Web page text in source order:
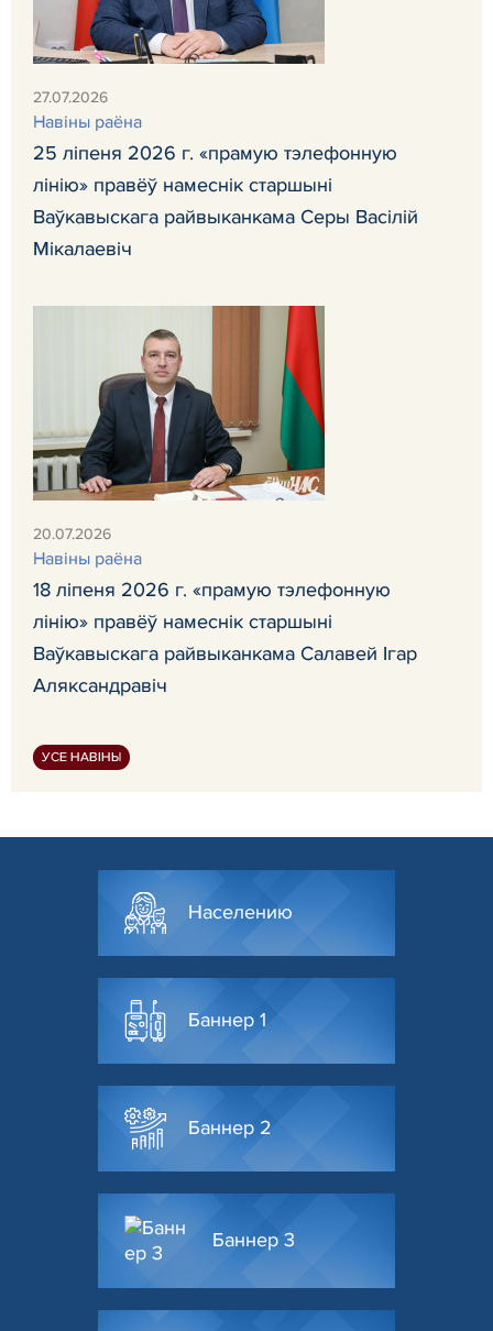
27.07.2026
Навiны раёна
25 ліпеня 2026 г. «прамую тэлефонную
лінію» правёў намеснік старшыні
Ваўкавыскага райвыканкама Серы Васілій
Мікалаевіч
20.07.2026
Навiны раёна
18 ліпеня 2026 г. «прамую тэлефонную
лінію» правёў намеснік старшыні
Ваўкавыскага райвыканкама Салавей Ігар
Аляксандравіч
УСЕ НАВІНЫ
Населению
Баннер 1
Баннер 2
Баннер 3